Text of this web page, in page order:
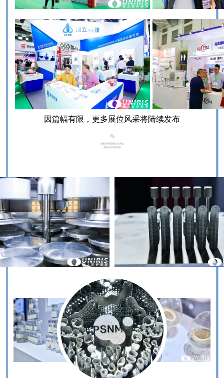
因篇幅有限，更多展位风采将陆续发布